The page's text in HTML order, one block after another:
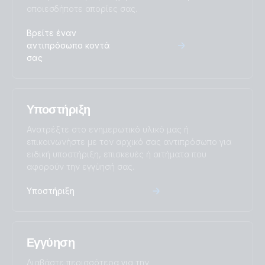
MultiPlus-II 48V 5kVA 50-70 230V GX (right)
Certificate ESS G99/1 - MultiPlus-II (GX) 3k, 4k5, 5k, 6k5
Certificate ESS IEC 62109-1, 62109-2 - MultiPlus-II (GX) 4k5
& 6k5
Certificate ESS IEC 62116 - all MultiPlus-II and MultiPlus-II GX
Certificate ESS NRS 097-2-1 - MultiPlus-II (GX) 3k & 5k
οποιεσδήποτε απορίες σας.
Βρείτε έναν
αντιπρόσωπο κοντά
σας
Υποστήριξη
Ανατρέξτε στο ενημερωτικό υλικό μας ή
επικοινωνήστε με τον αρχικό σας αντιπρόσωπο για
ειδική υποστήριξη, επισκευές ή αιτήματα που
αφορούν την εγγύησή σας.
Υποστήριξη
Εγγύηση
Διαβάστε περισσότερα για την